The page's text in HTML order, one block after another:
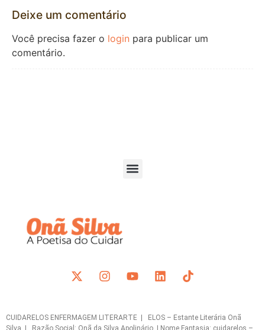
Deixe um comentário
Você precisa fazer o login para publicar um
comentário.
CUIDARELOS ENFERMAGEM LITERARTE | ELOS – Estante Literária Onã
Silva | Razão Social: Onã da Silva Apolinário | Nome Fantasia: cuidarelos –